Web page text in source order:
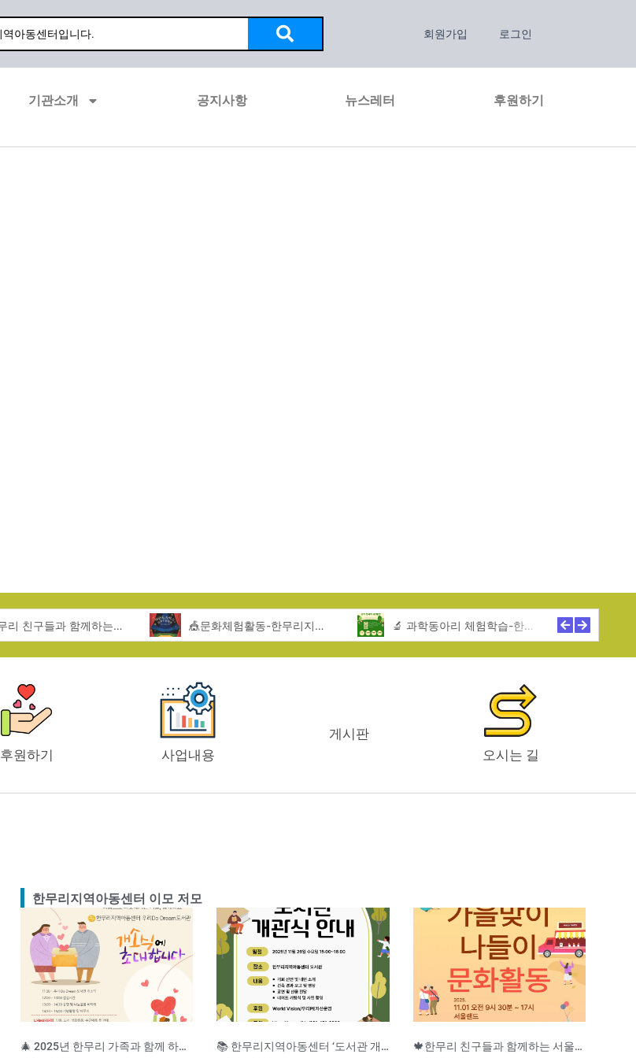
회원가입 로그인
기관소개 공지사항 뉴스레터 후원하기
🍁한무리 친구들과 함께하는 서울랜드 문화활동 🎪문화체험활동-한무리지역아동센터 🔬 과학동아리 체험학습-한무리지역아동센터
후원하기 사업내용
게시판
오시는 길
한무리지역아동센터 이모 저모
🎄 2025년 한무리 가족과 함께 하는 송년잔치 🎄
📚 한무리지역아동센터 ‘도서관 개관식’ 안내
🍁한무리 친구들과 함께하는 서울랜드 문화활동
PagePagePage